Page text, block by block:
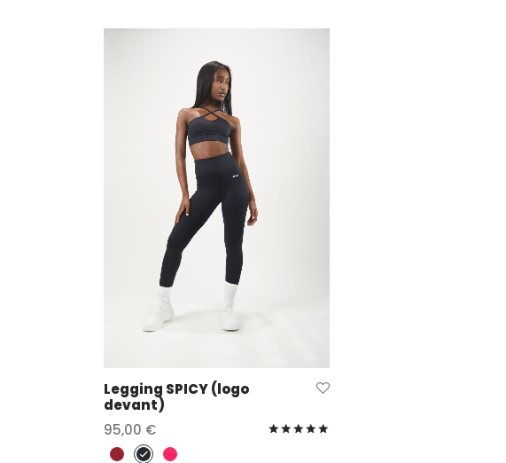
Legging SPICY (logo
devant)
95,00 €
Choix des options